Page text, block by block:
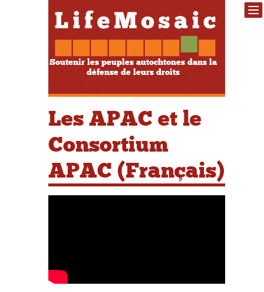
Soutenir les peuples autochtones dans la
défense de leurs droits
Les APAC et le
Consortium
APAC (Français)